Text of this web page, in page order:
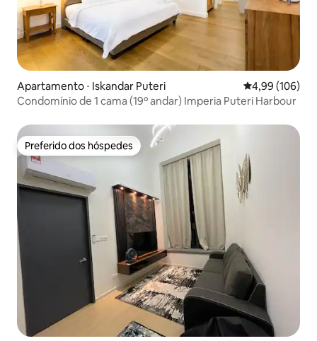
Apartamento ⋅ Iskandar Puteri 4,99 de uma
4,99 (106)
Condomínio de 1 cama (19º andar) Imperia Puteri Harbour
Preferido dos hóspedes
Preferido dos hóspedes